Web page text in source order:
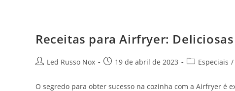
Receitas para Airfryer:
Led Russo Nox 19 de abril de 2023 Especiais /
O segredo para obter sucesso na cozinha com a Airfryer